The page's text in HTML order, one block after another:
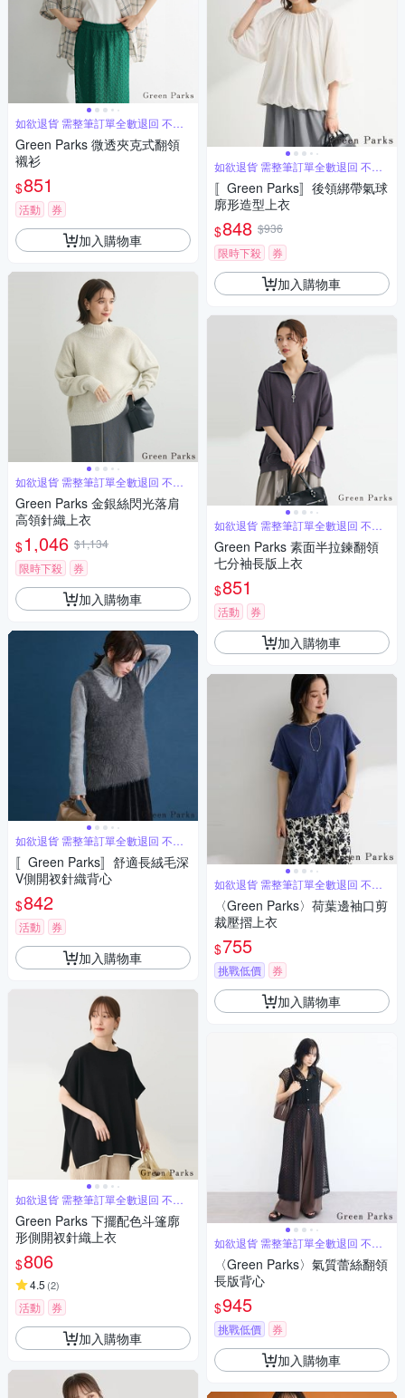
如欲退貨 需整筆訂單全數退回 不能
單退
Green Parks 微透夾克式翻領
襯衫
$851
活動 券
加入購物車
如欲退貨 需整筆訂單全數退回 不能
單退
Green Parks 金銀絲閃光落肩
高領針織上衣
$1,046 $1,134
限時下殺
券
加入購物車
如欲退貨 需整筆訂單全數退回 不能
單退
〚Green Parks〛舒適長絨毛深
V側開衩針織背心
$842
活動 券
加入購物車
如欲退貨 需整筆訂單全數退回 不能
單退
Green Parks 下擺配色斗篷廓
形側開衩針織上衣
$806
4.5 (2)
活動 券
加入購物車
如欲退貨 需整筆訂單全數退回 不能
單退
〚Green Parks〛後領綁帶氣球
廓形造型上衣
$848 $936
限時下殺
券
加入購物車
如欲退貨 需整筆訂單全數退回 不能
單退
Green Parks 素面半拉鍊翻領
七分袖長版上衣
$851
活動 券
加入購物車
如欲退貨 需整筆訂單全數退回 不能
單退
〈Green Parks〉荷葉邊袖口剪
裁壓摺上衣
$755
挑戰低價 券
加入購物車
如欲退貨 需整筆訂單全數退回 不能
單退
〈Green Parks〉氣質蕾絲翻領
長版背心
$945
挑戰低價 券
加入購物車